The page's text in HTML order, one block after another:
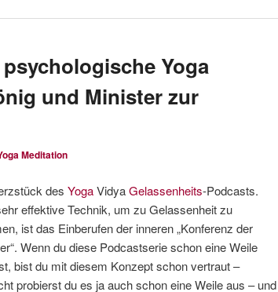
Yoga
und Minister zur
Meditation
desYogaVidyaGelassenheits-Podcasts.
effektive Technik, um zu Gelassenheit zu
ist das Einberufen der inneren „Konferenz der
Wenn du diese Podcastserie schon eine Weile
bist du mit diesem Konzept schon vertraut –
probierst du es ja auch schon eine Weile aus – und